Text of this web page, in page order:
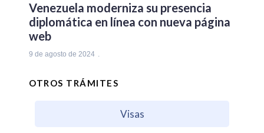
Venezuela moderniza su presencia
diplomática en línea con nueva página
web
9 de agosto de 2024
OTROS TRÁMITES
Visas